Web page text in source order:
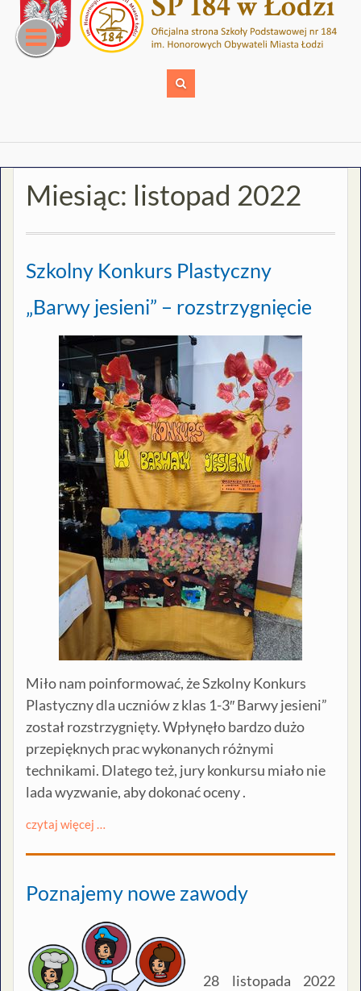
content
Miesiąc: listopad 2022
Szkolny Konkurs Plastyczny
„Barwy jesieni” – rozstrzygnięcie
Miło nam poinformować, że Szkolny Konkurs
Plastyczny dla uczniów z klas 1-3″ Barwy jesieni”
został rozstrzygnięty. Wpłynęło bardzo dużo
przepięknych prac wykonanych różnymi
technikami. Dlatego też, jury konkursu miało nie
lada wyzwanie, aby dokonać oceny .
czytaj więcej …
Poznajemy nowe zawody
28 listopada 2022